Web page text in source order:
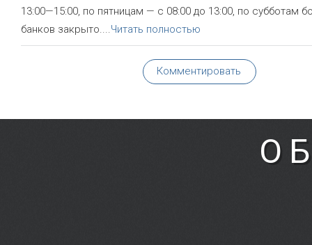
13:00—15:00, по пятницам — с 08:00 до 13:00, по субботам
банков закрыто....Читать полностью
Комментировать